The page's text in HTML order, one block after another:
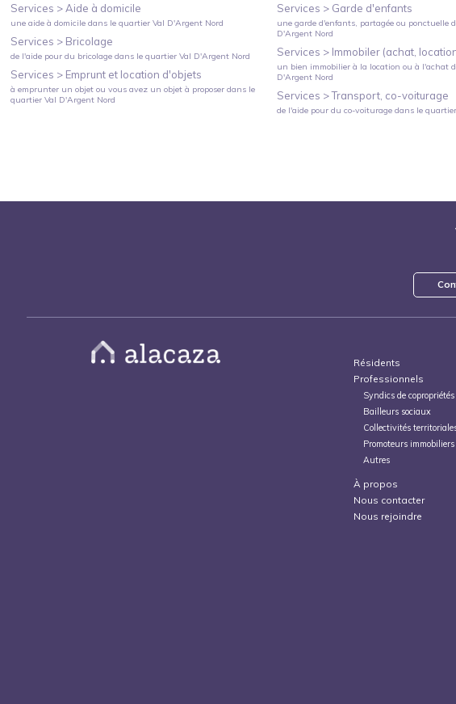
Services > Aide à domicile
une aide à domicile dans le quartierVal D'Argent Nord
Services > Bricolage
de l'aide pour du bricolage dans le quartierVal D'Argent Nord
Services > Emprunt et location d'objets
à emprunter un objet ou vous avez un objet à proposer dans le
quartierVal D'Argent Nord
Services > Garde d'enfants
une garde d'enfants, partagée ou ponctuelle
D'Argent Nord
Services > Immobiler (achat,
un bien immobilier à la location ou à l'achat
D'Argent Nord
Services >Transport, co-voiturage
de l'aide pour du co-voituragedans le quartier
Résidents
Professionnels
Syndics de copropriétés
Bailleurs sociaux
Collectivités
Promoteurs immobiliers
Autres
À propos
Nous contacter
Nous rejoindre